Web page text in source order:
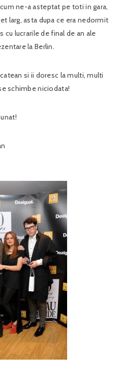
ne-a asteptat pe toti in gara,
larg, asta dupa ce era nedormit
lucrarile de final de an ale
la Berlin.
si ii doresc la multi, multi
schimbe niciodata!